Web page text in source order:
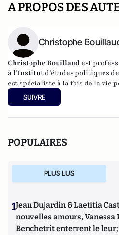
A PROPOS DES
Christophe
Christophe Bouillaud est
à l’Institut d’études politiques
est spécialiste à la fois de la vie
vie politique européenne, en
partis.
SUIVRE
POPULAIRES
PLUS LUS
1Jean Dujardin & Laetitia
nouvelles amours, Vanessa
Benchetrit enterrent le